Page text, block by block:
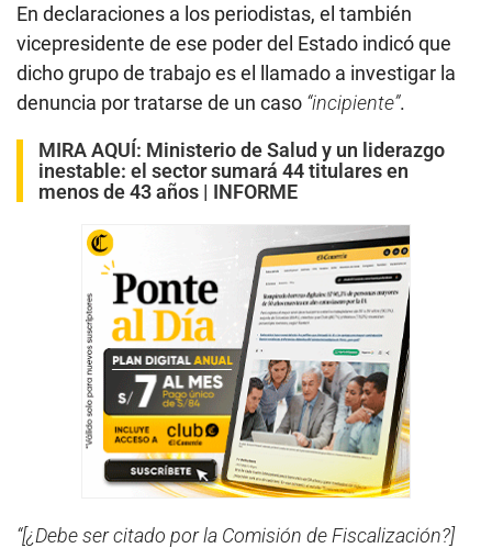
En declaraciones a los periodistas, el también
vicepresidente de ese poder del Estado indicó que
dicho grupo de trabajo es el llamado a investigar la
denuncia por tratarse de un caso “incipiente”.
MIRA AQUÍ: Ministerio de Salud y un liderazgo
inestable: el sector sumará 44 titulares en
menos de 43 años | INFORME
“[¿Debe ser citado por la Comisión de Fiscalización?]